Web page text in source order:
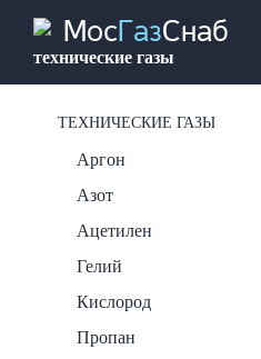
Мос ГазСнаб
технические газы
ТЕХНИЧЕСКИЕ ГАЗЫ
Аргон
Азот
Ацетилен
Гелий
Кислород
Пропан